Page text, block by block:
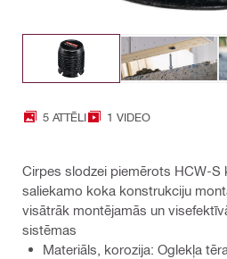
5 ATTĒLI 1 VIDEO
Cirpes slodzei piemērots HCW-S
saliekamo koka konstrukciju
visātrāk montējamās un
sistēmas
Materiāls, korozija: Oglekļa